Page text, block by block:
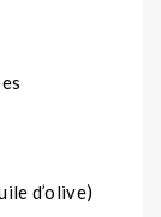
d’olive)